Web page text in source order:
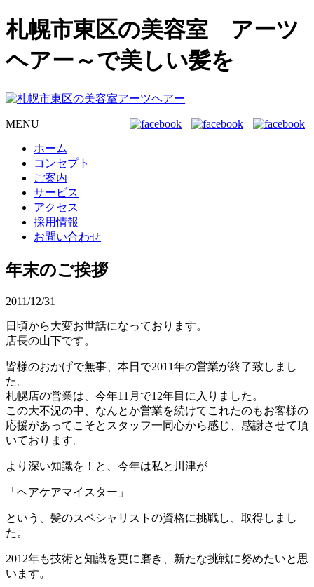
札幌市東区の美容室 アーツ
ヘアー～で美しい髪を
MENU
ホーム
コンセプト
ご案内
サービス
アクセス
採用情報
お問い合わせ
年末のご挨拶
2011/12/31
日頃から大変お世話になっております。
店長の山下です。
皆様のおかげで無事、本日で2011年の営業が終了致しまし
た。
札幌店の営業は、今年11月で12年目に入りました。
この大不況の中、なんとか営業を続けてこれたのもお客様の
応援があってこそとスタッフ一同心から感じ、感謝させて頂
いております。
より深い知識を！と、今年は私と川津が
「ヘアケアマイスター」
という、髪のスペシャリストの資格に挑戦し、取得しまし
た。
2012年も技術と知識を更に磨き、新たな挑戦に努めたいと思
います。